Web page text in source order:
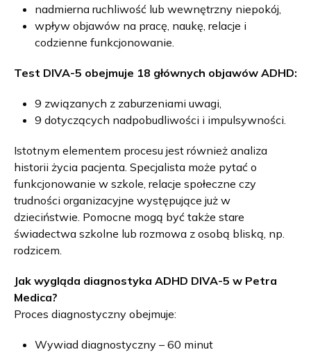
nadmierna ruchliwość lub wewnętrzny niepokój,
wpływ objawów na pracę, naukę, relacje i
codzienne funkcjonowanie.
Test DIVA-5 obejmuje 18 głównych objawów ADHD:
9 związanych z zaburzeniami uwagi,
9 dotyczących nadpobudliwości i impulsywności.
Istotnym elementem procesu jest również analiza
historii życia pacjenta. Specjalista może pytać o
funkcjonowanie w szkole, relacje społeczne czy
trudności organizacyjne występujące już w
dzieciństwie. Pomocne mogą być także stare
świadectwa szkolne lub rozmowa z osobą bliską, np.
rodzicem.
Jak wygląda diagnostyka ADHD DIVA-5 w Petra
Medica?
Proces diagnostyczny obejmuje:
Wywiad diagnostyczny – 60 minut